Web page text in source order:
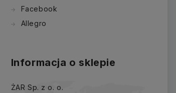
Facebook
Allegro
Informacja o sklepie
ŻAR Sp. z o. o.